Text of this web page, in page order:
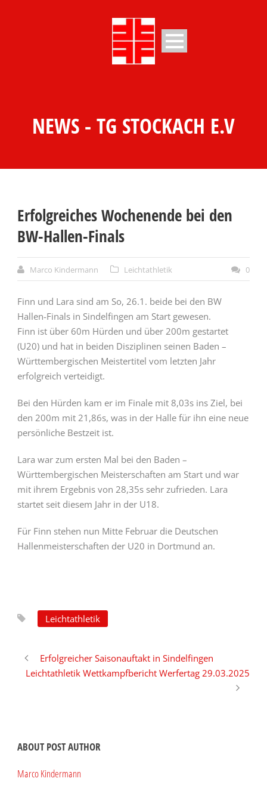
NEWS - TG STOCKACH E.V
Erfolgreiches Wochenende bei den
BW-Hallen-Finals
Marco Kindermann Leichtathletik 0
Finn und Lara sind am So, 26.1. beide bei den BW
Hallen-Finals in Sindelfingen am Start gewesen.
Finn ist über 60m Hürden und über 200m gestartet
(U20) und hat in beiden Disziplinen seinen Baden –
Württembergischen Meistertitel vom letzten Jahr
erfolgreich verteidigt.
Bei den Hürden kam er im Finale mit 8,03s ins Ziel, bei
den 200m mit 21,86s, was in der Halle für ihn eine neue
persönliche Bestzeit ist.
Lara war zum ersten Mal bei den Baden –
Württembergischen Meisterschaften am Start und war
mit ihrem Ergebnis von 28,35s sehr zufrieden. Lara
startet seit diesem Jahr in der U18.
Für Finn stehen nun Mitte Februar die Deutschen
Hallenmeisterschaften der U20 in Dortmund an.
Leichtathletik
Erfolgreicher Saisonauftakt in Sindelfingen
Leichtathletik Wettkampfbericht Werfertag 29.03.2025
ABOUT POST AUTHOR
Marco Kindermann